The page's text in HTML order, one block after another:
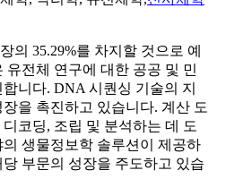
의 35.29%를 차지할 것으로 예
전체 연구에 대한 공공 및 민
니다. DNA 시퀀싱 기술의 지
을 촉진하고 있습니다. 계산 도
코딩, 조립 및 분석하는 데 도
생물정보학 솔루션이 제공하
부문의 성장을 주도하고 있습